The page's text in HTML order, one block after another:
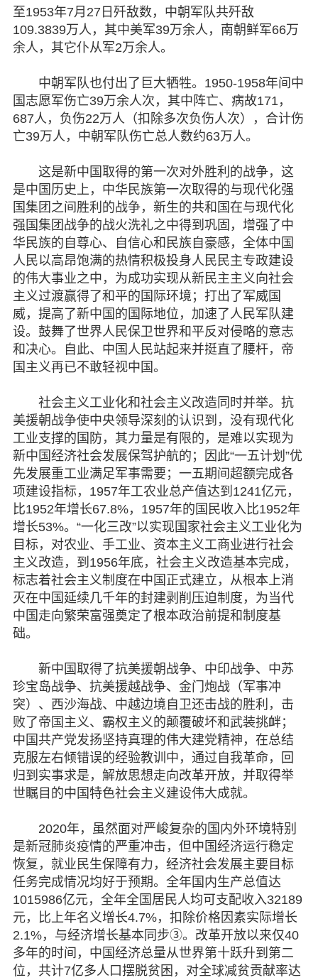
至1953年7月27日歼敌数，中朝军队共歼敌
109.3839万人，其中美军39万余人，南朝鲜军66万
余人，其它仆从军2万余人。
中朝军队也付出了巨大牺牲。1950-1958年间中
国志愿军伤亡39万余人次，其中阵亡、病故171，
687人，负伤22万人（扣除多次负伤人次），合计伤
亡39万人，中朝军队伤亡总人数约63万人。
这是新中国取得的第一次对外胜利的战争，这
是中国历史上，中华民族第一次取得的与现代化强
国集团之间胜利的战争，新生的共和国在与现代化
强国集团战争的战火洗礼之中得到巩固，增强了中
华民族的自尊心、自信心和民族自豪感，全体中国
人民以高昂饱满的热情积极投身人民民主专政建设
的伟大事业之中，为成功实现从新民主主义向社会
主义过渡赢得了和平的国际环境；打出了军威国
威，提高了新中国的国际地位，加速了人民军队建
设。鼓舞了世界人民保卫世界和平反对侵略的意志
和决心。自此、中国人民站起来并挺直了腰杆，帝
国主义再已不敢轻视中国。
社会主义工业化和社会主义改造同时并举。抗
美援朝战争使中央领导深刻的认识到，没有现代化
工业支撑的国防，其力量是有限的，是难以实现为
新中国经济社会发展保驾护航的；因此“一五计划”优
先发展重工业满足军事需要；一五期间超额完成各
项建设指标，1957年工农业总产值达到1241亿元，
比1952年增长67.8%，1957年的国民收入比1952年
增长53%。“一化三改”以实现国家社会主义工业化为
目标，对农业、手工业、资本主义工商业进行社会
主义改造，到1956年底，社会主义改造基本完成，
标志着社会主义制度在中国正式建立，从根本上消
灭在中国延续几千年的封建剥削压迫制度，为当代
中国走向繁荣富强奠定了根本政治前提和制度基
础。
新中国取得了抗美援朝战争、中印战争、中苏
珍宝岛战争、抗美援越战争、金门炮战（军事冲
突）、西沙海战、中越边境自卫还击战的胜利，击
败了帝国主义、霸权主义的颠覆破坏和武装挑衅；
中国共产党发扬坚持真理的伟大建党精神，在总结
克服左右倾错误的经验教训中，通过自我革命，回
归到实事求是，解放思想走向改革开放，并取得举
世瞩目的中国特色社会主义建设伟大成就。
2020年，虽然面对严峻复杂的国内外环境特别
是新冠肺炎疫情的严重冲击，但中国经济运行稳定
恢复，就业民生保障有力，经济社会发展主要目标
任务完成情况均好于预期。全年国内生产总值达
1015986亿元，全年全国居民人均可支配收入32189
元，比上年名义增长4.7%，扣除价格因素实际增长
2.1%，与经济增长基本同步③。改革开放以来仅40
多年的时间，中国经济总量从世界第十跃升到第二
位，共计7亿多人口摆脱贫困，对全球减贫贡献率达